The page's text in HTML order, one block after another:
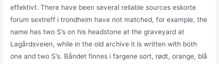
effektivt. There have been several reliable sources eskorte
forum sextreff i trondheim have not matched, for example, the
name has two S’s on his headstone at the graveyard at
Lagårdsveien, while in the old archive it is written with both
one and two S’s. Båndet finnes i fargene sort, rødt, orange, blå